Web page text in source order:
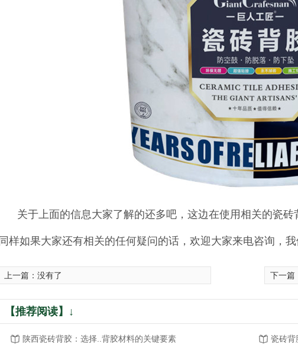
关于上面的信息大家了解的还多吧，这边在使用相关的瓷
同样如果大家还有相关的任何疑问的话，欢迎大家来电咨询，
上一篇：没有了 下一篇
【推荐阅读】↓
陕西瓷砖背胶：选择..背胶材料的关键要素
瓷砖背